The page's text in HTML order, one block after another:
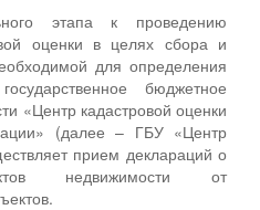
этапа к проведению
оценки в целях сбора и
для определения
бюджетное
«Центр кадастровой оценки
(далее – ГБУ «Центр
прием деклараций о
недвижимости от